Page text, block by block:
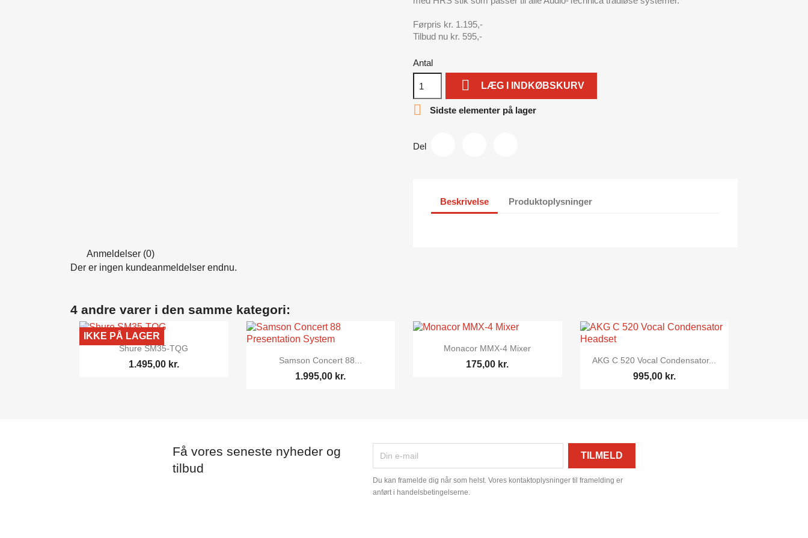
Førpris kr. 1.195,-
Tilbud nu kr. 595,-
Antal
 LÆG I INDKØBSKURV
 Sidste elementer på lager
Del
Beskrivelse Produktoplysninger
Anmeldelser (0)
Der er ingen kundeanmeldelser endnu.
4 andre varer i den samme kategori:
 Vis her
Shure SM35-TQG
1.495,00 kr.
IKKE PÅ LAGER
 Vis her
Samson Concert 88...
1.995,00 kr.
 Vis her
Monacor MMX-4 Mixer
175,00 kr.  Vis her
AKG C 520 Vocal Condensator...
995,00 kr.
Få vores seneste nyheder og
tilbud
Du kan framelde dig når som helst. Vores kontaktoplysninger til framelding er
anført i handelsbetingelserne.